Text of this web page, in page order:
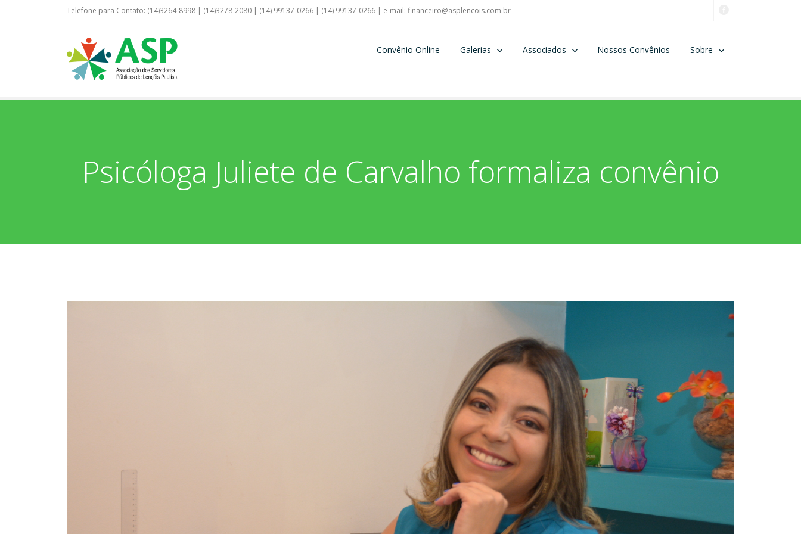
Telefone para Contato: (14)3264-8998 | (14)3278-2080 | (14) 99137-0266 | (14) 99137-0266 | e-mail: financeiro@asplencois.com.br
Convênio Online Galerias Associados Nossos Convênios Sobre
Psicóloga Juliete de Carvalho formaliza convênio